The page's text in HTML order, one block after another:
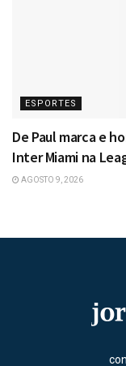
ESPORTES
De Paul marca e
Inter Miami na
AGOSTO 9, 2026